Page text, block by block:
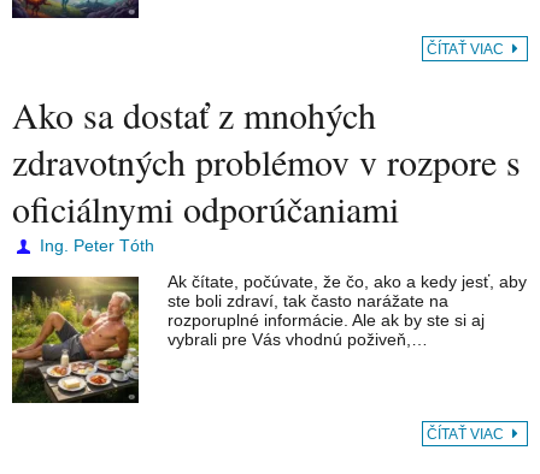
ČÍTAŤ VIAC
Ako sa dostať z mnohých
zdravotných problémov v rozpore s
oficiálnymi odporúčaniami
Ing. Peter Tóth
Ak čítate, počúvate, že čo, ako a kedy jesť, aby
ste boli zdraví, tak často narážate na
rozporuplné informácie. Ale ak by ste si aj
vybrali pre Vás vhodnú poživeň,…
ČÍTAŤ VIAC